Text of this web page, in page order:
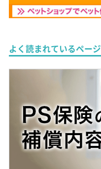
よく読まれているページ